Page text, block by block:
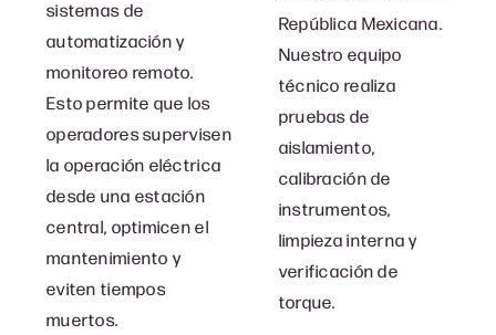
sistemas de
automatización y
monitoreo remoto.
Esto permite que los
operadores supervisen
la operación eléctrica
desde una estación
central, optimicen el
mantenimiento y
eviten tiempos
muertos.
República Mexicana.
Nuestro equipo
técnico realiza
pruebas de
aislamiento,
calibración de
instrumentos,
limpieza interna y
verificación de
torque.